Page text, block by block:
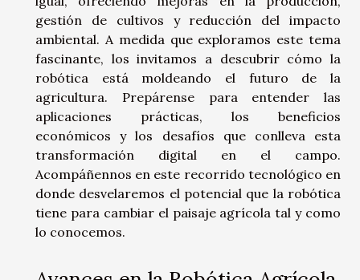
gestión de cultivos y reducción del impacto
ambiental. A medida que exploramos este tema
fascinante, los invitamos a descubrir cómo la
robótica está moldeando el futuro de la
agricultura. Prepárense para entender las
aplicaciones prácticas, los beneficios
económicos y los desafíos que conlleva esta
transformación digital en el campo.
Acompáñennos en este recorrido tecnológico en
donde desvelaremos el potencial que la robótica
tiene para cambiar el paisaje agrícola tal y como
lo conocemos.